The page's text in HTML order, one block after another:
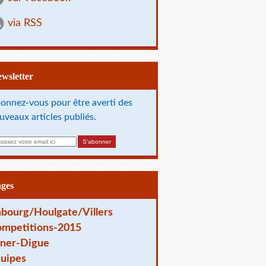
via RSS
vous pour être averti des
articles publiés.
Houlgate/Villers
2015
Digue